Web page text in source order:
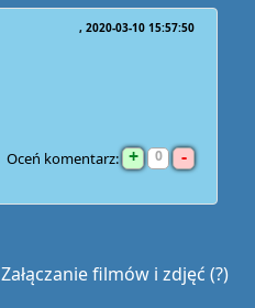
2020-03-10 15:57:50
Oceń komentarz: + 0 -
Załączanie filmów i zdjęć (?)